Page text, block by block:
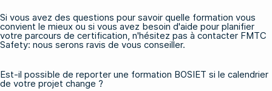
Si vous avez des questions pour savoir quelle formation vous
convient le mieux ou si vous avez besoin d'aide pour planifier
votre parcours de certification, n'hésitez pas à contacter FMTC
Safety: nous serons ravis de vous conseiller.
Est-il possible de reporter une formation BOSIET si le calendrier
de votre projet change ?